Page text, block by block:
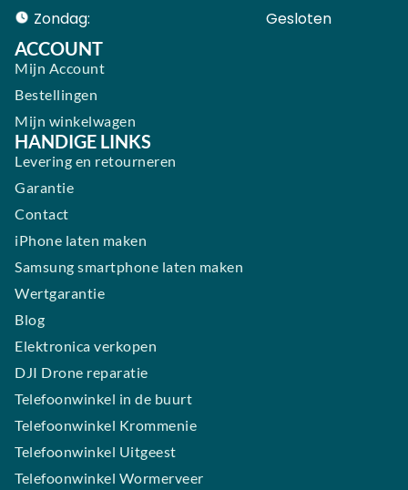
Zondag:
Gesloten ​ ​ ​ ​ ​ ​ ​
ACCOUNT
Mijn Account
Bestellingen
Mijn winkelwagen
HANDIGE LINKS
Levering en retourneren
Garantie
Contact
iPhone laten maken
Samsung smartphone laten maken
Wertgarantie
Blog
Elektronica verkopen
DJI Drone reparatie
Telefoonwinkel in de buurt
Telefoonwinkel Krommenie
Telefoonwinkel Uitgeest
Telefoonwinkel Wormerveer